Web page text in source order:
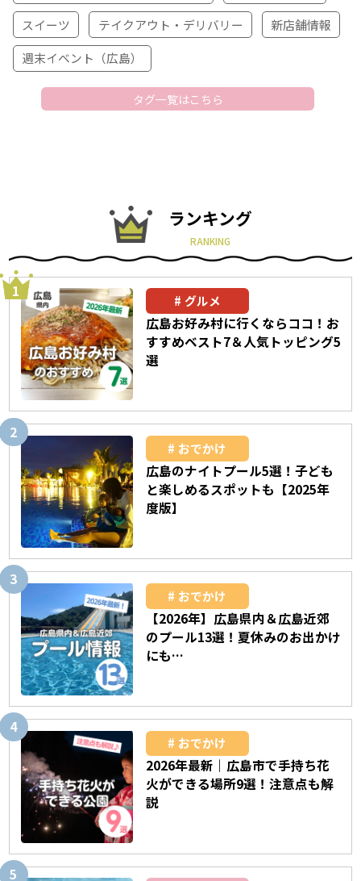
スイーツ テイクアウト・デリバリー
新店舗情報
週末イベント（広島）
タグ一覧はこちら
ランキング
RANKING
グルメ
広島お好み村に行くならココ！お
すすめベスト7＆人気トッピング5
選
おでかけ
広島のナイトプール5選！子ども
と楽しめるスポットも【2025年
度版】
おでかけ
【2026年】広島県内＆広島近郊
のプール13選！夏休みのお出かけ
にも…
おでかけ
2026年最新｜広島市で手持ち花
火ができる場所9選！注意点も解
説